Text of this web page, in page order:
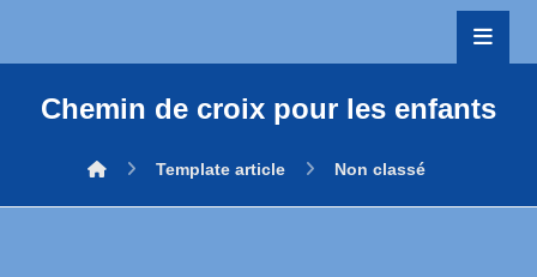
Chemin de croix pour les enfants
Template article Non classé